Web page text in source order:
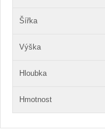
Šířka
Výška
Hloubka
Hmotnost